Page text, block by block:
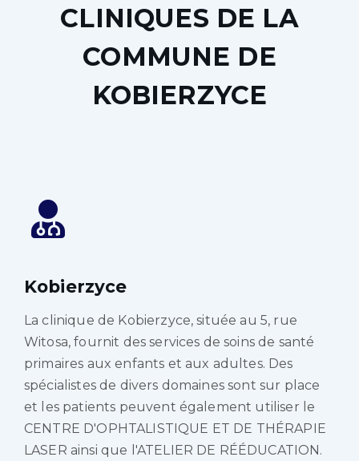
CLINIQUES DE LA
COMMUNE DE
KOBIERZYCE
Kobierzyce
La clinique de Kobierzyce, située au 5, rue
Witosa, fournit des services de soins de santé
primaires aux enfants et aux adultes. Des
spécialistes de divers domaines sont sur place
et les patients peuvent également utiliser le
CENTRE D'OPHTALISTIQUE ET DE THÉRAPIE
LASER ainsi que l'ATELIER DE RÉÉDUCATION.